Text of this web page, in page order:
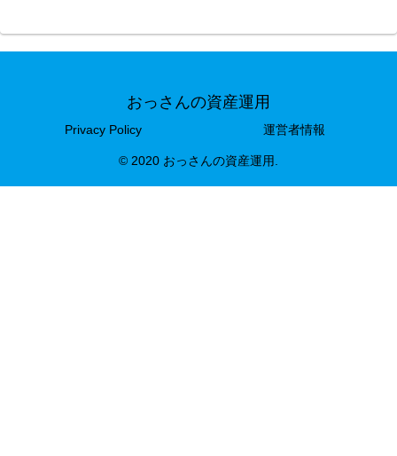
おっさんの資産運用
Privacy Policy 運営者情報
© 2020 おっさんの資産運用.